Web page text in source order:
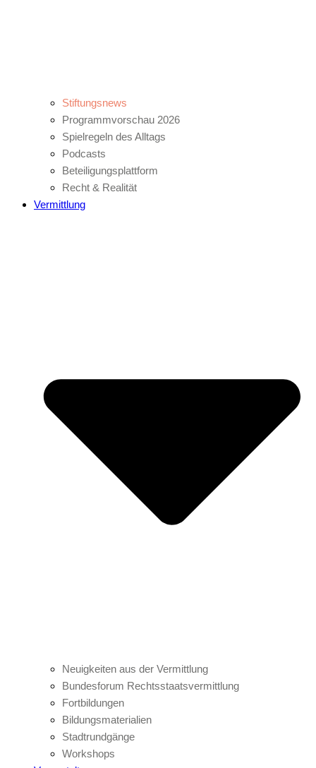
Stiftungsnews
Programmvorschau 2026
Spielregeln des Alltags
Podcasts
Beteiligungsplattform
Recht & Realität
Vermittlung
Neuigkeiten aus der Vermittlung
Bundesforum Rechtsstaatsvermittlung
Fortbildungen
Bildungsmaterialien
Stadtrundgänge
Workshops